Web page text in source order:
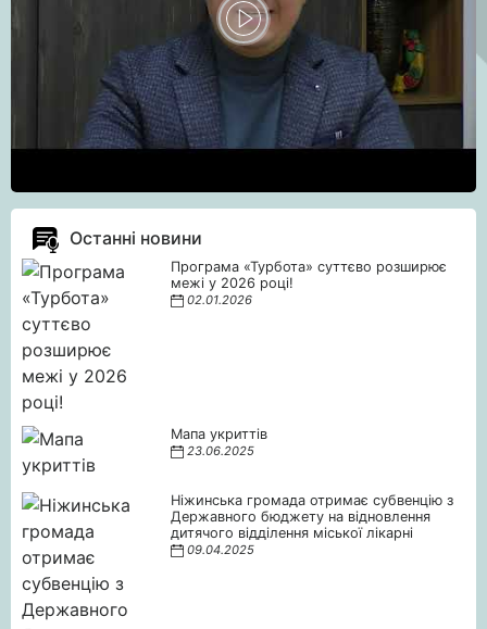
Останні новини
Програма «Турбота» суттєво розширює
межі у 2026 році!
02.01.2026
Мапа укриттів
23.06.2025
Ніжинська громада отримає субвенцію з
Державного бюджету на відновлення
дитячого відділення міської лікарні
09.04.2025